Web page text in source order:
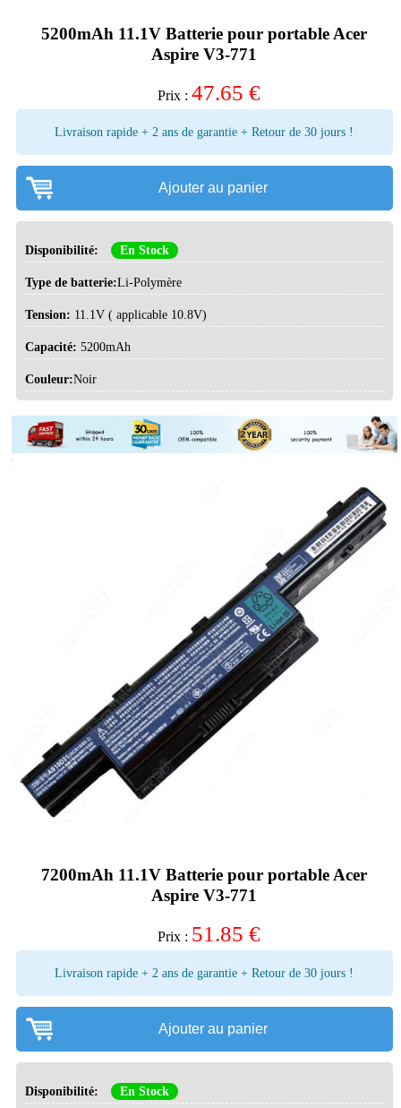
5200mAh 11.1V Batterie pour portable Acer
Aspire V3-771
Prix : 47.65 €
Livraison rapide + 2 ans de garantie + Retour de 30 jours !
Ajouter au panier
Disponibilité: En Stock
Type de batterie:Li-Polymère
Tension: 11.1V ( applicable 10.8V)
Capacité: 5200mAh
Couleur:Noir
7200mAh 11.1V Batterie pour portable Acer
Aspire V3-771
Prix : 51.85 €
Livraison rapide + 2 ans de garantie + Retour de 30 jours !
Ajouter au panier
Disponibilité: En Stock